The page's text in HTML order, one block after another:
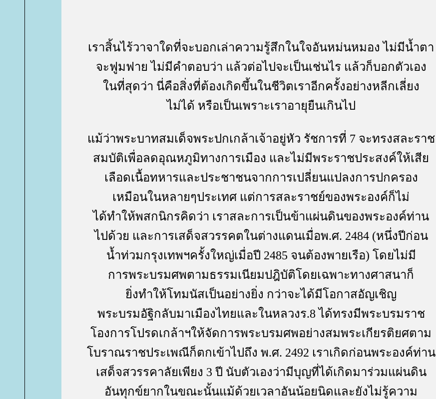
เราสิ้นไร้วาจาใดที่จะบอกเล่าความรู้สึกในใจอันหม่นหมอง ไม่มีน้ำตา
จะฟูมฟาย ไม่มีคำตอบว่า แล้วต่อไปจะเป็นเช่นไร แล้วก็บอกตัวเอง
นที่สุดว่า นี่คือสิ่งที่ต้องเกิดขึ้นในชีวิตเราอีกครั้งอย่างหลีกเลี่ยง
ไม่ได้ หรือเป็นเพราะเราอายุยืนเกินไป
ม้ว่าพระบาทสมเด็จพระปกเกล้าเจ้าอยู่หัว รัชการที่ 7 จะทรงสละราช
สมบัติเพื่อลดอุณหภูมิทางการเมือง และไม่มีพระราชประสงค์ให้เสี
เลือดเนื้อทหารและประชาชนจากการเปลี่ยนแปลงการปกครอง
เหมือนในหลายๆประเทศ แต่การสละราชย์ของพระองค์ก็ไม่
ได้ทำให้พสกนิกรคิดว่า เราสละการเป็นข้าแผ่นดินของพระองค์ท่าน
ไปด้วย และการเสด็จสวรรคตในต่างแดนเมื่อพ.ศ. 2484 (หนึ่งปีก่อน
น้ำท่วมกรุงเทพฯครั้งใหญ่เมื่อปี 2485 จนต้องพายเรือ) โดยไม่มี
การพระบรมศพตามธรรมเนียมปฎิบัติโดยเฉพาะทางศาสนาก็
ิ่งทำให้โทมนัสเป็นอย่างยิ่ง กว่าจะได้มีโอกาสอัญเชิญ
พระบรมอัฐิกลับมาเมืองไทยและในหลวงร.8 ได้ทรงมีพระบรมราช
องการโปรดเกล้าฯให้จัดการพระบรมศพอย่างสมพระเกียรติยศตาม
บราณราชประเพณีก็ตกเข้าไปถึง พ.ศ. 2492 เราเกิดก่อนพระองค์ท่าน
เสด็จสวรรคาลัยเพียง 3 ปี นับตัวเองว่ามีบุญที่ได้เกิดมาร่วมแผ่นดิน
อันทุกข์ยากในขณะนั้นแม้ด้วยเวลาอันน้อยนิดและยังไม่รู้ความ